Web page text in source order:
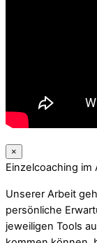
×
Einzelcoaching im
Unserer Arbeit
persönliche
jeweiligen Tools